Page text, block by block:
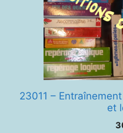
23011 –
et